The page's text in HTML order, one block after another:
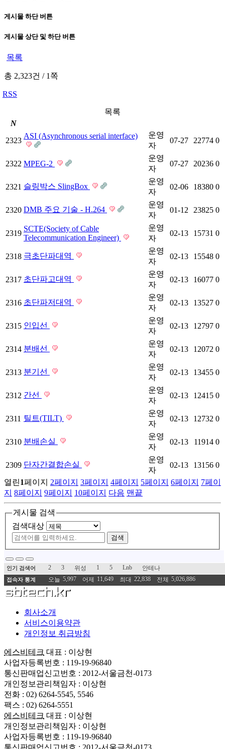
게시물 하단 버튼
게시물 상단 및 하단 버튼
목록
총 2,323건 /1쪽
RSS
목록
N
2323
ASI (Asynchronous serial interface)
운영
자
07-27 22774 0
2322 MPEG-2
운영
자
07-27 20236 0
2321 슬링박스 SlingBox
운영
자
02-06 18380 0
2320 DMB 주요 기술 - H.264
운영
자
01-12 23825 0
2319
SCTE(Society of Cable
Telecommunication Engineer)
운영
자
02-13 15731 0
2318 극초단파대역
운영
자
02-13 15548 0
2317 초단파고대역
운영
자
02-13 16077 0
2316 초단파저대역
운영
자
02-13 13527 0
2315 인입선
운영
자
02-13 12797 0
2314 분배선
운영
자
02-13 12072 0
2313 분기선
운영
자
02-13 13455 0
2312 간선
운영
자
02-13 12415 0
2311 틸트(TILT)
운영
자
02-13 12732 0
2310 분배손실
운영
자
02-13 11914 0
2309 단자간결합손실
운영
자
02-13 13156 0
열린1페이지 2페이지 3페이지 4페이지 5페이지 6페이지 7페이
지 8페이지 9페이지 10페이지 다음 맨끝
게시물 검색
검색대상
검색
인기 검색어 2 3 위성 1 5 Lnb 안테나
접속자 통계 오늘 5,997 어제 11,649 최대 22,838 전체 5,026,886
회사소개
서비스이용약관
개인정보 취급방침
에스비테크 대표 : 이상현
사업자등록번호 : 119-19-96840
통신판매업신고번호 : 2012-서울금천-0173
개인정보관리책임자 : 이상현
전화 : 02) 6264-5545, 5546
팩스 : 02) 6264-5551
에스비테크 대표 : 이상현
개인정보관리책임자 : 이상현
사업자등록번호 : 119-19-96840
통신판매업신고번호 : 2012-서울금천-0173